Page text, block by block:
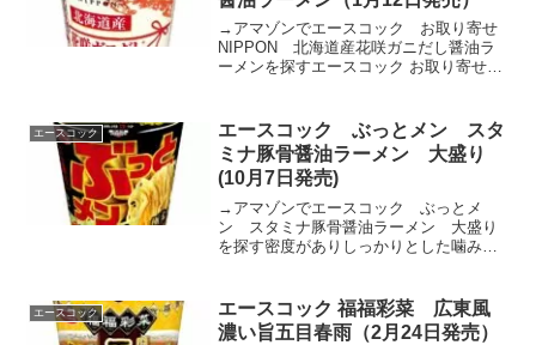
→アマゾンでエースコック お取り寄せ
NIPPON 北海道産花咲ガニだし醤油ラ
ーメンを探すエースコック お取り寄せ
ングAmazon楽天市場適度な...
エースコック
エースコック ぶっとメン スタ
ミナ豚骨醤油ラーメン 大盛り
(10月7日発売)
→アマゾンでエースコック ぶっとメ
ン スタミナ豚骨醤油ラーメン 大盛り
を探す密度がありしっかりとした噛みご
した。ポークをベースにオニオンやジン
ジャーなどの香味野菜を加え...
エースコック
エースコック 福福彩菜 広東風
濃い旨五目春雨（2月24日発売）